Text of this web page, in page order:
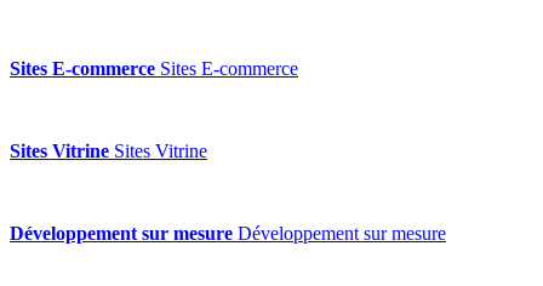
Sites E-commerce Sites E-commerce
Sites Vitrine Sites Vitrine
Développement sur mesure Développement sur mesure